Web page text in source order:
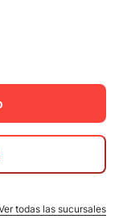
todas las sucursales